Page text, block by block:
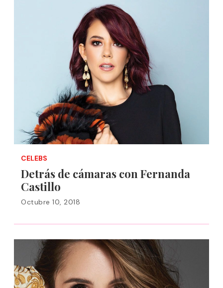
CELEBS
Detrás de cámaras con Fernanda
Castillo
Octubre 10, 2018